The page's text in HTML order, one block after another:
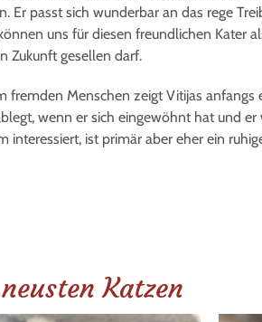
Er passt sich wunderbar an das rege
uns für diesen freundlichen Kater
Zukunft gesellen darf.
fremden Menschen zeigt Vitijas anfangs
wenn er sich eingewöhnt hat und
interessiert, ist primär aber eher ein
Katzen